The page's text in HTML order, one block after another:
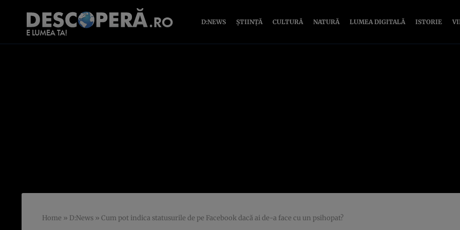
D:NEWS ȘTIINȚĂ CULTURĂ NATURĂ LUMEA DIGITALĂ ISTORIE
Home » D:News » Cum pot indica statusurile de pe Facebook dacă ai de-a face cu un psihopat?